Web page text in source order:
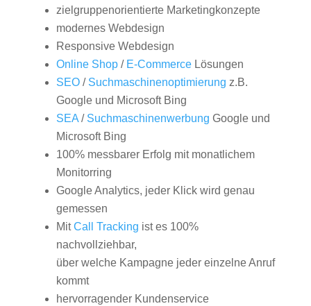
zielgruppenorientierte Marketingkonzepte
modernes Webdesign
Responsive Webdesign
Online Shop/ E-CommerceLösungen
SEO/ Suchmaschinenoptimierung z.B.
Google und Microsoft Bing
SEA/ Suchmaschinenwerbung Google und
Microsoft Bing
100% messbarer Erfolg mit monatlichem
Monitorring
Google Analytics, jeder Klick wird genau
gemessen
MitCall Tracking ist es 100%
nachvollziehbar,
über welche Kampagne jeder einzelne Anruf
kommt
hervorragender Kundenservice